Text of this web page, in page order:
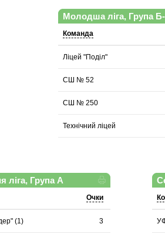
Молодша ліга, Група
Команда
Ліцей "Поділ"
СШ № 52
СШ № 250
Технічний ліцей
ліга, Група А
Очки
(1) 3